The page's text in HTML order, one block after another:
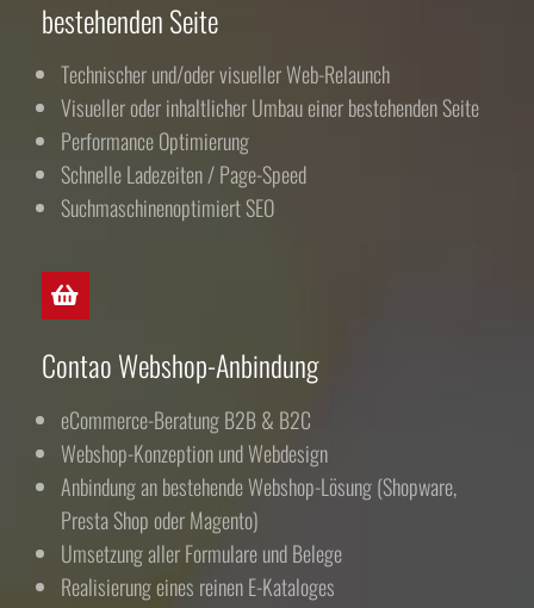
bestehenden Seite
Technischer und/oder visueller Web-Relaunch
Visueller oder inhaltlicher Umbau einer bestehenden Seite
Performance Optimierung
Schnelle Ladezeiten / Page-Speed
Suchmaschinenoptimiert SEO
Contao Webshop-Anbindung
eCommerce-Beratung B2B & B2C
Webshop-Konzeption und Webdesign
Anbindung an bestehende Webshop-Lösung (Shopware,
Presta Shop oder Magento)
Umsetzung aller Formulare und Belege
Realisierung eines reinen E-Kataloges